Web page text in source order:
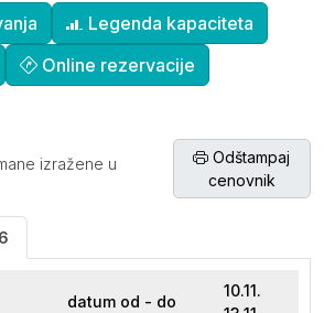
izražene u
Odštampaj
cenovnik
datum od - do
10.11.
Legenda kapaciteta
Online rezervacije